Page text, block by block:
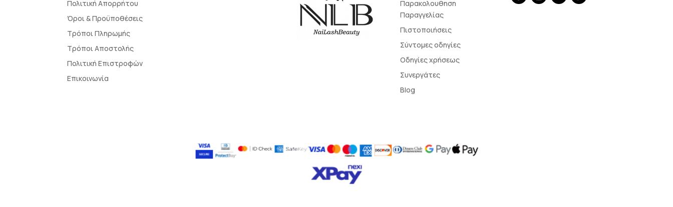
Πολιτική Απορρήτου
Όροι & Προϋποθέσεις
Τρόποι Πληρωμής
Τρόποι Αποστολής
Πολιτική Επιστροφών
Επικοινωνία
Παρακολουθηση
Παραγγελίας
Πιστοποιήσεις
Σύντομες οδηγίες
Οδηγίες χρήσεως
Συνεργάτες
Blog